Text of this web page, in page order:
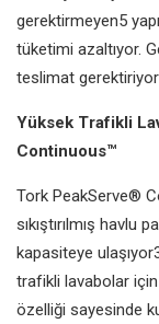
gerektirmeyen5
tüketimi azaltıyor.
teslimat
Yüksek Trafikli
Continuous™
Tork PeakServe®
sıkıştırılmış
kapasiteye
trafikli lavabolar
özelliği sayesinde